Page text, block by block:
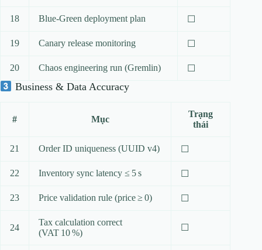
18 Blue‑Green deployment plan ☐
19 Canary release monitoring ☐
20 Chaos engineering run (Gremlin) ☐
Business & Data Accuracy
# Mục
Trạng
thái
21 Order ID uniqueness (UUID v4) ☐
22 Inventory sync latency ≤ 5 s ☐
23 Price validation rule (price ≥ 0) ☐
24
Tax calculation correct
(VAT 10 %)
☐